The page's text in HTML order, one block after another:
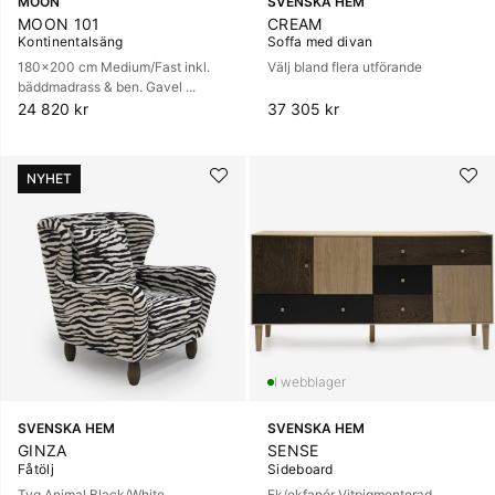
MOON 101
Kontinentalsäng
180x200 cm Medium/Fast inkl.
bäddmadrass & ben. Gavel ...
24 820 kr
CREAM
Soffa med divan
Välj bland flera utförande
37 305 kr
NYHET
SVENSKA HEM
GINZA
Fåtölj
SVENSKA HEM
SENSE
Sideboard